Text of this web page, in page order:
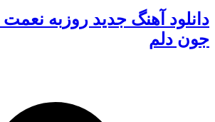
دانلود آهنگ جدید روزبه نعمت
جون دلم